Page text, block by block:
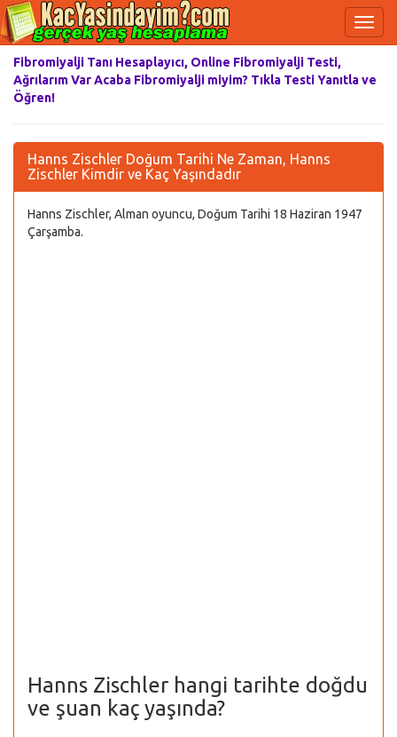
Fibromiyalji Tanı Hesaplayıcı, Online Fibromiyalji Testi,
Ağrılarım Var Acaba Fibromiyalji miyim? Tıkla Testi Yanıtla ve
Öğren!
Hanns Zischler Doğum Tarihi Ne Zaman, Hanns
Zischler Kimdir ve Kaç Yaşındadır
Hanns Zischler, Alman oyuncu, Doğum Tarihi 18 Haziran 1947
Çarşamba.
Hanns Zischler hangi tarihte doğdu
ve şuan kaç yaşında?